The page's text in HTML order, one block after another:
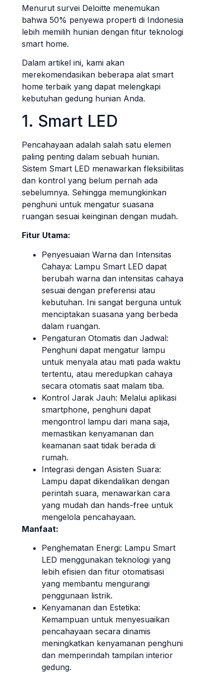
Menurut survei Deloitte menemukan
bahwa 50% penyewa properti di Indonesia
lebih memilih hunian dengan fitur teknologi
smart home.
Dalam artikel ini, kami akan
merekomendasikan beberapa alat smart
home terbaik yang dapat melengkapi
kebutuhan gedung hunian Anda.
1. Smart LED
Pencahayaan adalah salah satu elemen
paling penting dalam sebuah hunian.
Sistem Smart LED menawarkan fleksibilitas
dan kontrol yang belum pernah ada
sebelumnya. Sehingga memungkinkan
penghuni untuk mengatur suasana
ruangan sesuai keinginan dengan mudah.
Fitur Utama:
Penyesuaian Warna dan Intensitas
Cahaya: Lampu Smart LED dapat
berubah warna dan intensitas cahaya
sesuai dengan preferensi atau
kebutuhan. Ini sangat berguna untuk
menciptakan suasana yang berbeda
dalam ruangan.
Pengaturan Otomatis dan Jadwal:
Penghuni dapat mengatur lampu
untuk menyala atau mati pada waktu
tertentu, atau meredupkan cahaya
secara otomatis saat malam tiba.
Kontrol Jarak Jauh: Melalui aplikasi
smartphone, penghuni dapat
mengontrol lampu dari mana saja,
memastikan kenyamanan dan
keamanan saat tidak berada di
rumah.
Integrasi dengan Asisten Suara:
Lampu dapat dikendalikan dengan
perintah suara, menawarkan cara
yang mudah dan hands-free untuk
mengelola pencahayaan.
Manfaat:
Penghematan Energi: Lampu Smart
LED menggunakan teknologi yang
lebih efisien dan fitur otomatisasi
yang membantu mengurangi
penggunaan listrik.
Kenyamanan dan Estetika:
Kemampuan untuk menyesuaikan
pencahayaan secara dinamis
meningkatkan kenyamanan penghuni
dan memperindah tampilan interior
gedung.